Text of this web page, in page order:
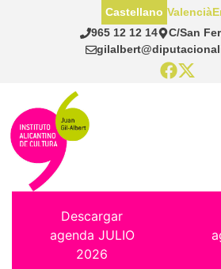
965 12 12 14
C/San
Castellano Valencià
Descargar
agenda JULIO
2026